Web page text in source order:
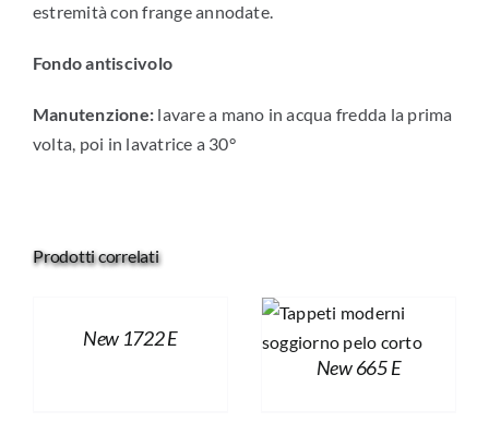
estremità con frange annodate.
Fondo antiscivolo
Manutenzione: lavare a mano in acqua fredda la prima
volta, poi in lavatrice a 30°
Prodotti correlati
New 1722 E
New 665 E